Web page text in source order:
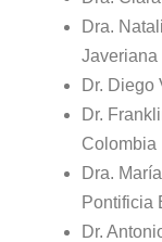
Dra.
Javeriana
Dr. Diego
Dr.
Colombia
Dra.
Pontificia
Dr.